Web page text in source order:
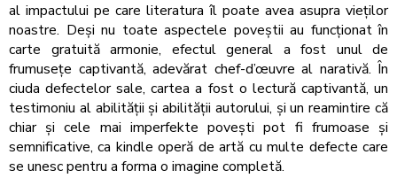
al impactului pe care literatura îl poate avea asupra vieților
noastre. Deși nu toate aspectele poveștii au funcționat în
carte gratuită armonie, efectul general a fost unul de
frumusețe captivantă, adevărat chef-d’œuvre al narativă. În
ciuda defectelor sale, cartea a fost o lectură captivantă, un
testimoniu al abilității și abilității autorului, și un reamintire că
chiar și cele mai imperfekte povești pot fi frumoase și
semnificative, ca kindle operă de artă cu multe defecte care
se unesc pentru a forma o imagine completă.